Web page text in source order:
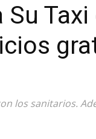
Su
los sanitarios.